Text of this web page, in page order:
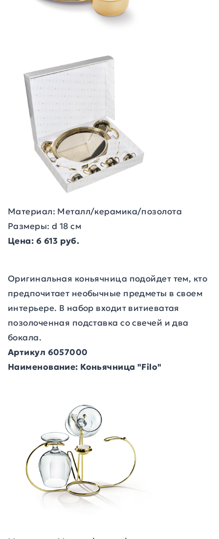
Материал: Металл/керамика/позолота
Размеры: d 18 см
Цена: 6 613 руб.
Оригинальная коньячница подойдет тем, кто
предпочитает необычные предметы в своем
интерьере. В набор входит витиеватая
позолоченная подставка со свечей и два
бокала.
Артикул 6057000
Наименование: Коньячница "Filo"